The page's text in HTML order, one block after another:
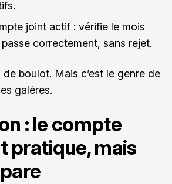
joint actif : vérifie le mois
correctement, sans rejet.
de boulot. Mais c’est le genre de
galères.
: le compte
pratique, mais